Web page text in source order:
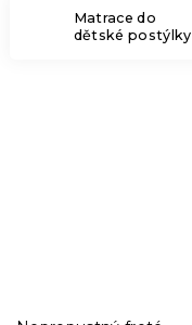
Matrace do
dětské postýlky